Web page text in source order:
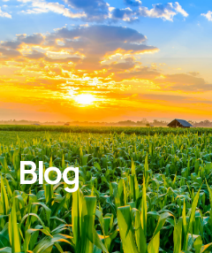
Blog